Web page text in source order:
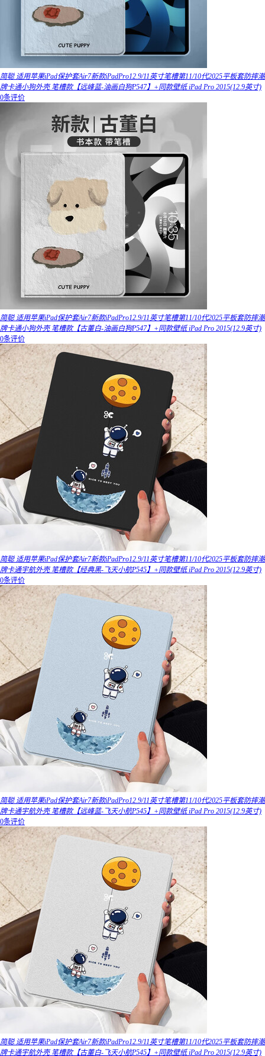
简聪 适用苹果iPad保护套Air7新款iPadPro12.9/11英寸笔槽第11/10代2025平板套防摔潮
牌卡通小狗外壳 笔槽款【远峰蓝-油画白狗P547】+同款壁纸 iPad Pro 2015(12.9英寸)
0条评价
简聪 适用苹果iPad保护套Air7新款iPadPro12.9/11英寸笔槽第11/10代2025平板套防摔潮
牌卡通小狗外壳 笔槽款【古董白-油画白狗P547】+同款壁纸 iPad Pro 2015(12.9英寸)
0条评价
简聪 适用苹果iPad保护套Air7新款iPadPro12.9/11英寸笔槽第11/10代2025平板套防摔潮
牌卡通宇航外壳 笔槽款【经典黑-飞天小航P545】+同款壁纸 iPad Pro 2015(12.9英寸)
0条评价
简聪 适用苹果iPad保护套Air7新款iPadPro12.9/11英寸笔槽第11/10代2025平板套防摔潮
牌卡通宇航外壳 笔槽款【远峰蓝-飞天小航P545】+同款壁纸 iPad Pro 2015(12.9英寸)
0条评价
简聪 适用苹果iPad保护套Air7新款iPadPro12.9/11英寸笔槽第11/10代2025平板套防摔潮
牌卡通宇航外壳 笔槽款【古董白-飞天小航P545】+同款壁纸 iPad Pro 2015(12.9英寸)